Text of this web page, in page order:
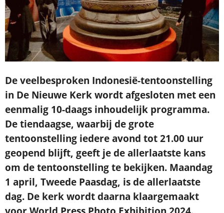
De veelbesproken Indonesië-tentoonstelling
in De Nieuwe Kerk wordt afgesloten met een
eenmalig 10-daags inhoudelijk programma.
De tiendaagse, waarbij de grote
tentoonstelling iedere avond tot 21.00 uur
geopend blijft, geeft je de allerlaatste kans
om de tentoonstelling te bekijken. Maandag
1 april, Tweede Paasdag, is de allerlaatste
dag. De kerk wordt daarna klaargemaakt
Je ontvangt een bevestiging in je mailbox.